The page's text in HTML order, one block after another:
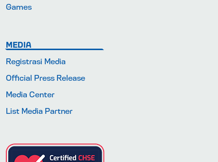
Games
MEDIA
Registrasi Media
Official Press Release
Media Center
List Media Partner